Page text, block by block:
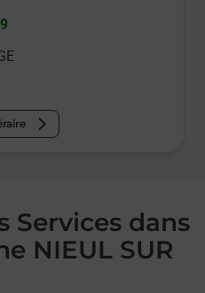
Services dans
NIEUL SUR